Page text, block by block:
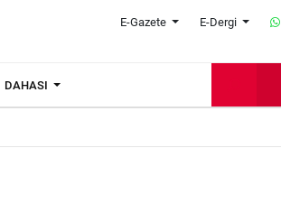
E-Gazete E-Dergi
DAHASI